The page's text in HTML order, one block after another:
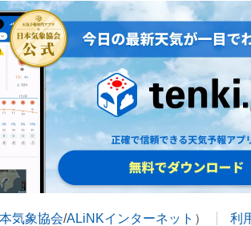
気象協会/ALiNKインターネット ） 利